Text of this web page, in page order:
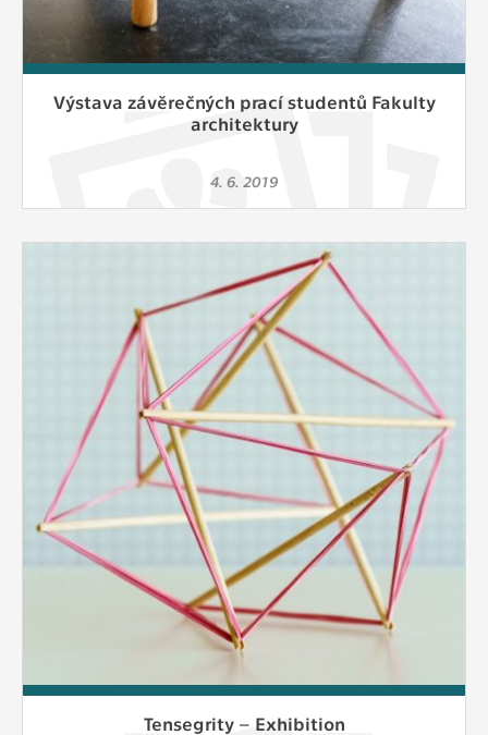
Výstava závěrečných prací studentů Fakulty
architektury
4. 6. 2019
Tensegrity – Exhibition